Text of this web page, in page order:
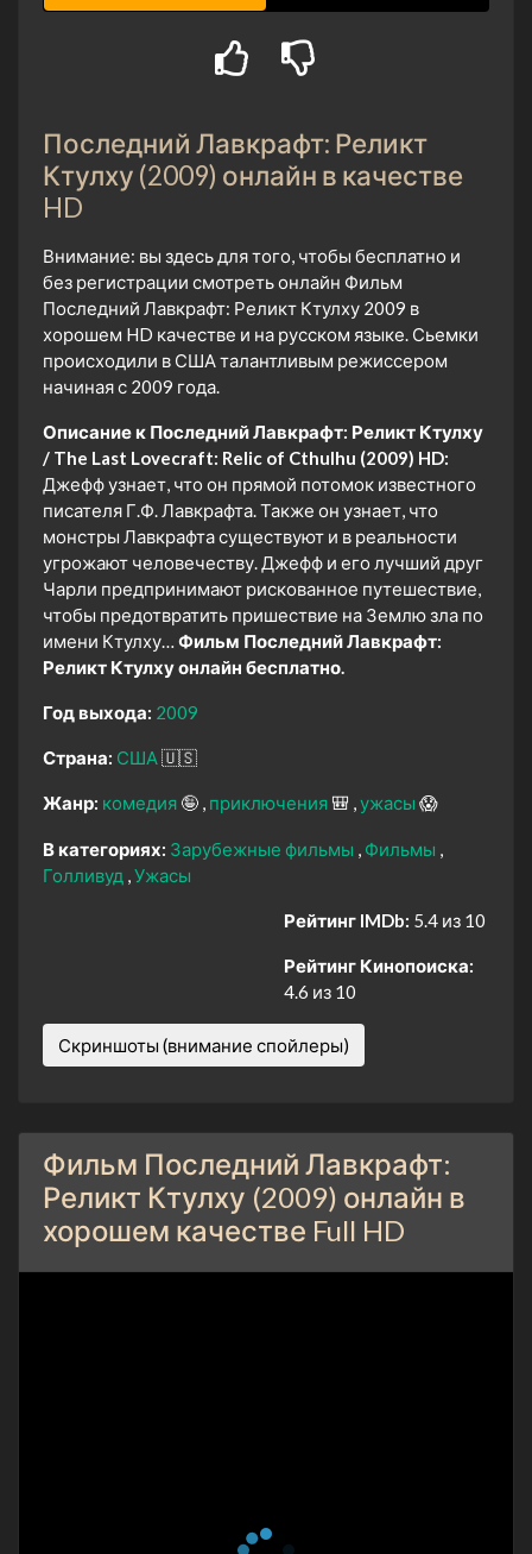
Последний Лавкрафт: Реликт
Ктулху (2009) онлайн в качестве
HD
Внимание: вы здесь для того, чтобы бесплатно и
без регистрации смотреть онлайн Фильм
Последний Лавкрафт: Реликт Ктулху 2009 в
хорошем HD качестве и на русском языке. Сьемки
происходили в США талантливым режиссером
начиная с 2009 года.
Описание к Последний Лавкрафт: Реликт Ктулху
/ The Last Lovecraft: Relic of Cthulhu (2009) HD:
Джефф узнает, что он прямой потомок известного
писателя Г.Ф. Лавкрафта. Также он узнает, что
монстры Лавкрафта существуют и в реальности
угрожают человечеству. Джефф и его лучший друг
Чарли предпринимают рискованное путешествие,
чтобы предотвратить пришествие на Землю зла по
имени Ктулху… Фильм Последний Лавкрафт:
Реликт Ктулху онлайн бесплатно.
Год выхода: 2009
Страна: США🇺🇸
Жанр: комедия 🤪 приключения 🎒 ужасы 😱
В категориях: Зарубежные фильмы
Фильмы
Голливуд Ужасы
Рейтинг IMDb: 5.4 из 10
Рейтинг Кинопоиска:
4.6 из 10
Скриншоты (внимание спойлеры)
Фильм Последний Лавкрафт:
Реликт Ктулху (2009) онлайн в
хорошем качестве Full HD